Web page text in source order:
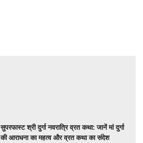
सुपरफास्ट श्री दुर्गा नवरात्रि व्रत कथा: जानें मां दुर्गा
की आराधना का महत्व और व्रत कथा का संदेश